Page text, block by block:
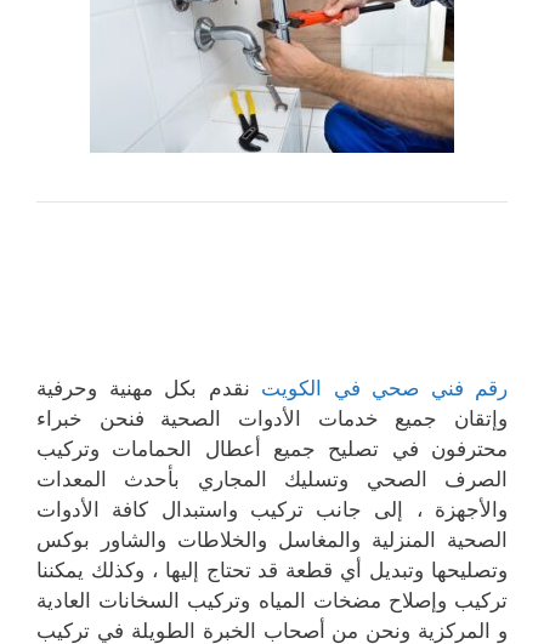
رقم فني صحي في الكويت نقدم بكل مهنية وحرفية
وإتقان جميع خدمات الأدوات الصحية فنحن خبراء
محترفون في تصليح جميع أعطال الحمامات وتركيب
الصرف الصحي وتسليك المجاري بأحدث المعدات
والأجهزة ، إلى جانب تركيب واستبدال كافة الأدوات
الصحية المنزلية والمغاسل والخلاطات والشاور بوكس
وتصليحها وتبديل أي قطعة قد تحتاج إليها ، وكذلك يمكننا
تركيب وإصلاح مضخات المياه وتركيب السخانات العادية
و المركزية ونحن من أصحاب الخبرة الطويلة في تركيب